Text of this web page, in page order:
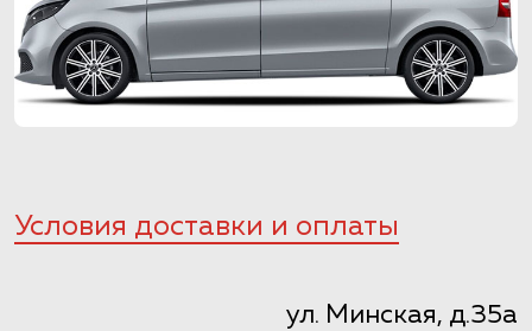
Условия доставки и оплаты
ул. Минская, д.35а